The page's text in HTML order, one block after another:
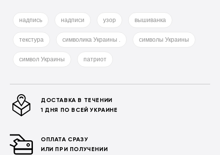
надпись надписи узор вышиванка
текстура символика Украины . символы Украины
символ Украины патриот
ДОСТАВКА В ТЕЧЕНИИ
1 ДНЯ ПО ВСЕЙ УКРАИНЕ
ОПЛАТА СРАЗУ
ИЛИ ПРИ ПОЛУЧЕНИИ